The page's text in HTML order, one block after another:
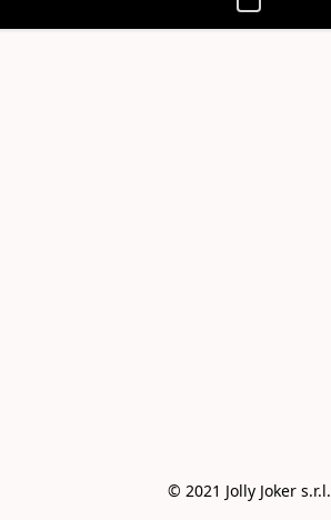
© 2021 Jolly Joker s.r.l.